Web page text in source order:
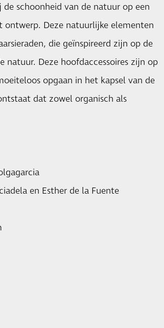
schoonheid van de natuur op een
Deze natuurlijke elementen
die geïnspireerd zijn op de
natuur. Deze hoofdaccessoires zijn op
opgaan in het kapsel van de
dat zowel organisch als
en Esther de la Fuente